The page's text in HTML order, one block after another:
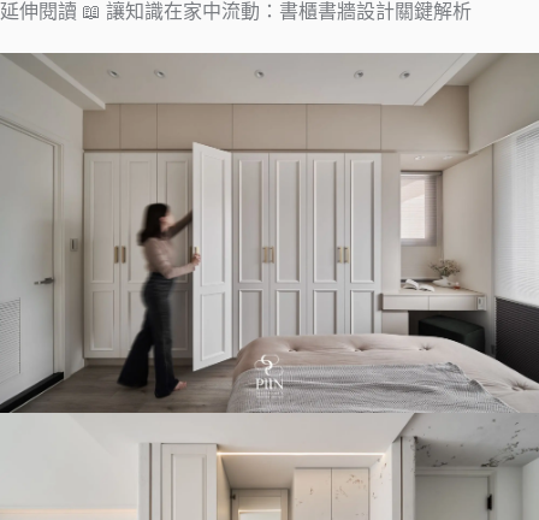
延伸閱讀 📖 讓知識在家中流動：書櫃書牆設計關鍵解析